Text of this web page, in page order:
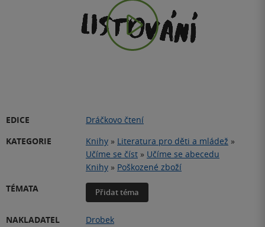
Play
EDICE
Dráčkovo čtení
KATEGORIE
Knihy » Literatura pro děti a mládež »
Učíme se číst » Učíme se abecedu
Knihy » Poškozené zboží
TÉMATA
Přidat téma
NAKLADATEL
Drobek